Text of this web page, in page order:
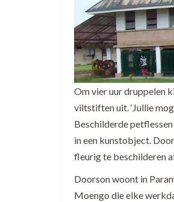
Om vier uur druppelen
viltstiften uit. ‘Jullie
Beschilderde
in een kunstobject.
fleurig te beschilderen
Doorson woont in
Moengo die elke